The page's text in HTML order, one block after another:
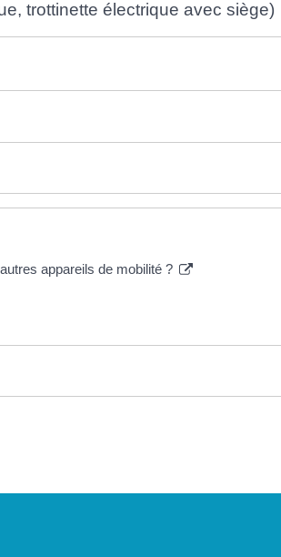
trottinette électrique avec siège)
appareils de mobilité ?